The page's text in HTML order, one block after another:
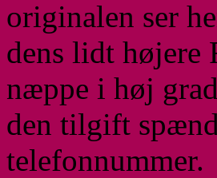
originalen ser
dens lidt højere
næppe i høj
den tilgift
telefonnummer.